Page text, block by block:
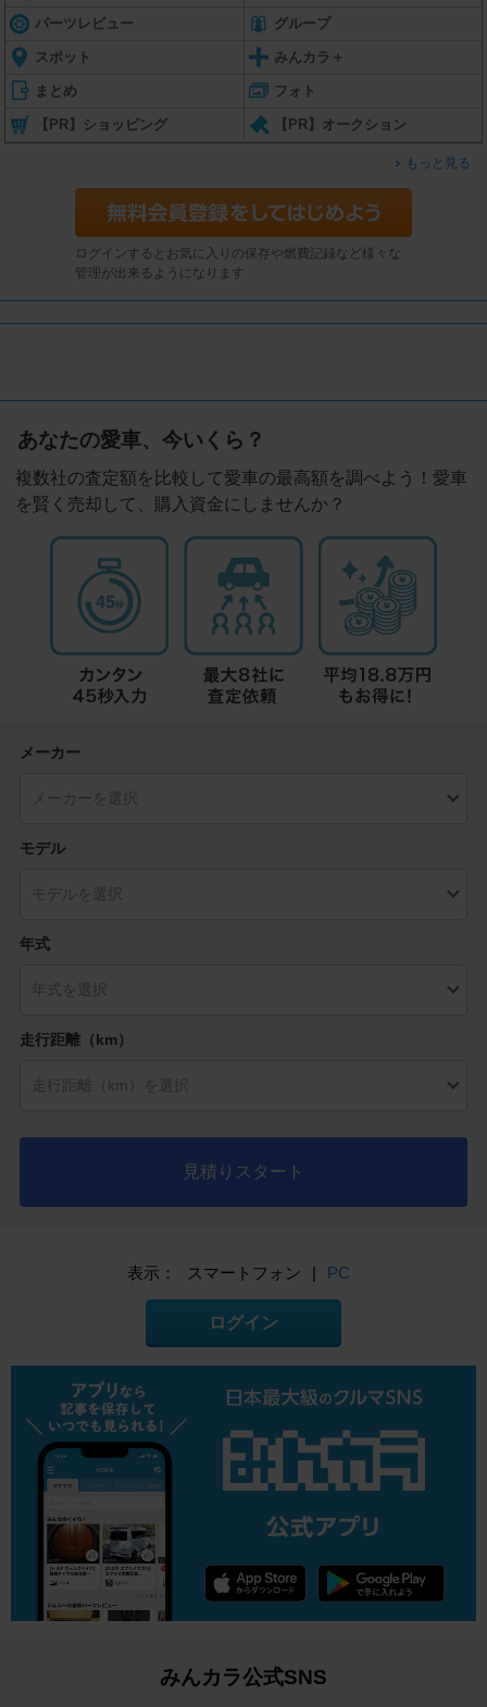
パーツレビュー グループ
スポット みんカラ＋
まとめ フォト
【PR】ショッピング 【PR】オークション
もっと見る
ログインするとお気に入りの保存や燃費記録など様々な
管理が出来るようになります
あなたの愛車、今いくら？
複数社の査定額を比較して愛車の最高額を調べよう！愛車
を賢く売却して、購入資金にしませんか？
メーカー
モデル
年式
走行距離（km）
見積りスタート
表示： スマートフォン | PC
ログイン
みんカラ公式SNS